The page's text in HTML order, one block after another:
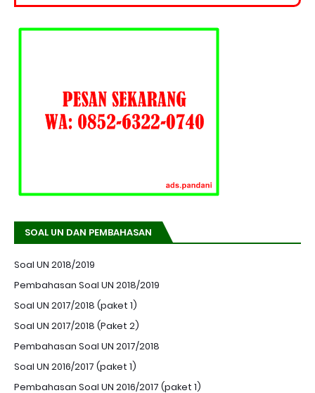
SOAL UN DAN PEMBAHASAN
Soal UN 2018/2019
Pembahasan Soal UN 2018/2019
Soal UN 2017/2018 (paket 1)
Soal UN 2017/2018 (Paket 2)
Pembahasan Soal UN 2017/2018
Soal UN 2016/2017 (paket 1)
Pembahasan Soal UN 2016/2017 (paket 1)